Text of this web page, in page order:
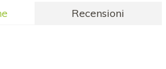
Recensioni